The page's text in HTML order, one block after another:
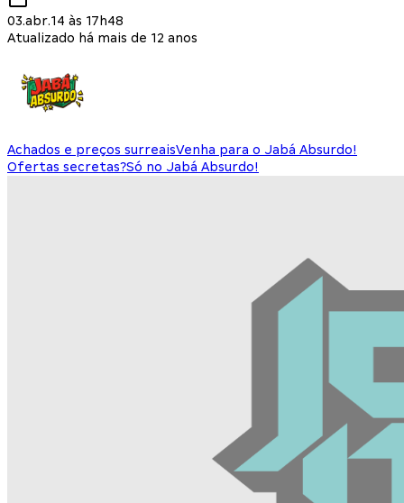
03.abr.14 às 17h48
Atualizado há mais de 12 anos
Achados e preços surreaisVenha para o Jabá Absurdo!
Ofertas secretas?Só no Jabá Absurdo!